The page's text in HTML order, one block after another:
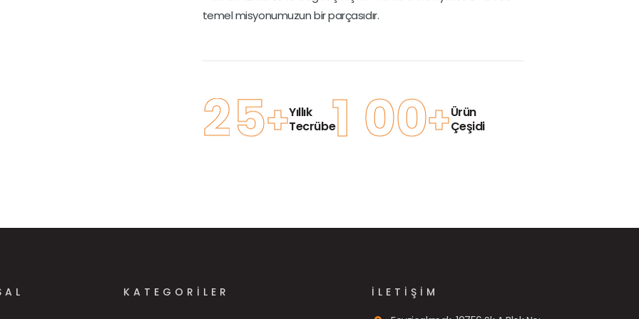
temel misyonumuzun bir parçasıdır.
25+Yıllık
Tecrübe 1 00+Ürün
Çeşidi
KATEGORILER
İLETIŞIM